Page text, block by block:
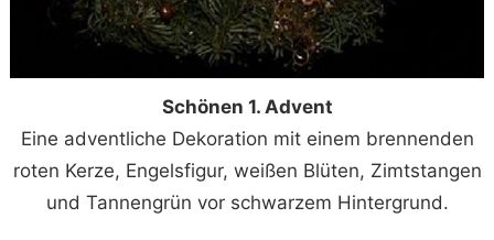
Schönen 1. Advent
Eine adventliche Dekoration mit einem brennenden
roten Kerze, Engelsfigur, weißen Blüten, Zimtstangen
und Tannengrün vor schwarzem Hintergrund.